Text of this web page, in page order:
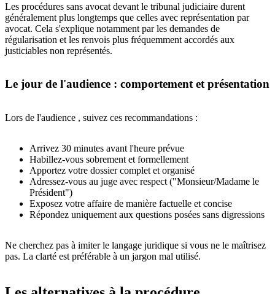
Les procédures sans avocat devant le tribunal judiciaire durent
généralement plus longtemps que celles avec représentation par
avocat. Cela s'explique notamment par les demandes de
régularisation et les renvois plus fréquemment accordés aux
justiciables non représentés.
Le jour de l'audience : comportement et présentation
Lors de l'audience , suivez ces recommandations :
Arrivez 30 minutes avant l'heure prévue
Habillez-vous sobrement et formellement
Apportez votre dossier complet et organisé
Adressez-vous au juge avec respect ("Monsieur/Madame le
Président")
Exposez votre affaire de manière factuelle et concise
Répondez uniquement aux questions posées sans digressions
Ne cherchez pas à imiter le langage juridique si vous ne le maîtrisez
pas. La clarté est préférable à un jargon mal utilisé.